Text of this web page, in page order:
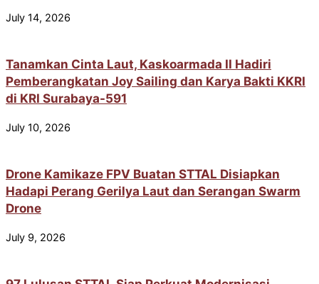
July 14, 2026
Tanamkan Cinta Laut, Kaskoarmada II Hadiri
Pemberangkatan Joy Sailing dan Karya Bakti KKRI
di KRI Surabaya-591
July 10, 2026
Drone Kamikaze FPV Buatan STTAL Disiapkan
Hadapi Perang Gerilya Laut dan Serangan Swarm
Drone
July 9, 2026